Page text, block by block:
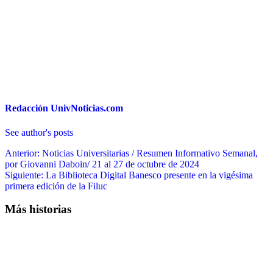
Redacción UnivNoticias.com
See author's posts
Navegación
de
entradas
Anterior: Noticias Universitarias / Resumen Informativo Semanal,
por Giovanni Daboin/ 21 al 27 de octubre de 2024
Siguiente: La Biblioteca Digital Banesco presente en la vigésima
primera edición de la Filuc
Más historias